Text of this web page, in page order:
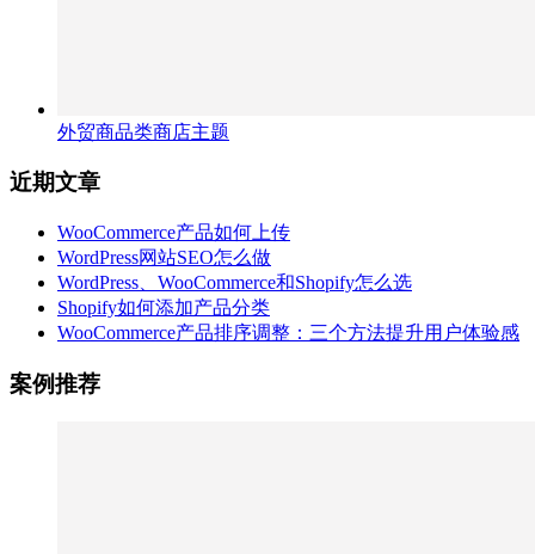
外贸商品类商店主题
近期文章
WooCommerce产品如何上传
WordPress网站SEO怎么做
WordPress、WooCommerce和Shopify怎么选
Shopify如何添加产品分类
WooCommerce产品排序调整：三个方法提升用户体验感
案例推荐